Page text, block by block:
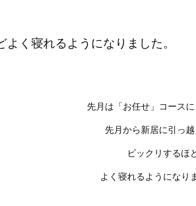
よく寝れるようになりました。
先月は「お任せ」コースに
先月から新居に引っ越
ビックリするほ
よく寝れるようになり